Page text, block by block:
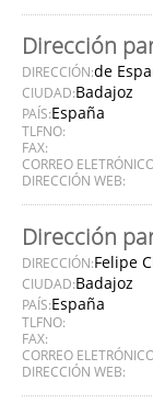
Dirección
DIRECCIÓN:de
CIUDAD:Badajoz
PAÍS:España
TLFNO:
FAX:
CORREO
DIRECCIÓN WEB:
Dirección
DIRECCIÓN:Felipe
CIUDAD:Badajoz
PAÍS:España
TLFNO:
FAX:
CORREO
DIRECCIÓN WEB: